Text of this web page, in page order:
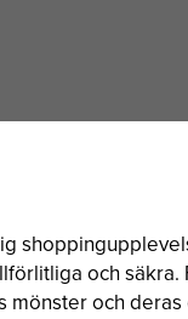
och säkra.
mönster och deras